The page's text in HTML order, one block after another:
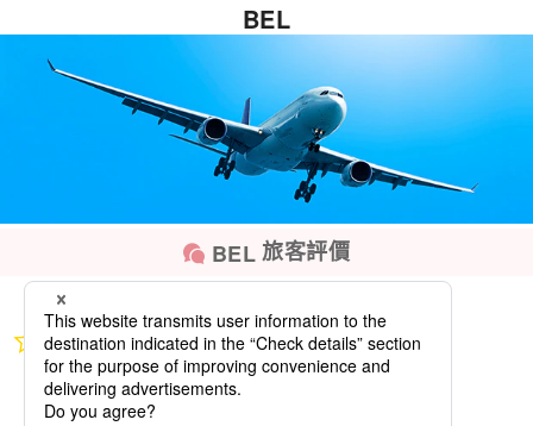
BEL
BEL旅客評價
0.0
star
rating